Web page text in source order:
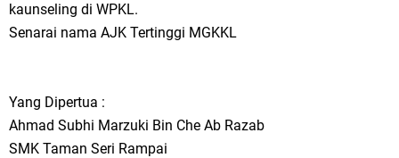
kaunseling di WPKL.
Senarai nama AJK Tertinggi MGKKL
Yang Dipertua :
Ahmad Subhi Marzuki Bin Che Ab Razab
SMK Taman Seri Rampai